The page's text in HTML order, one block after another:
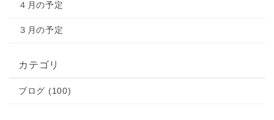
４月の予定
３月の予定
カテゴリ
ブログ (100)